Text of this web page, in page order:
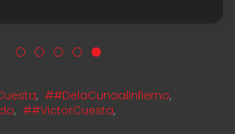
, ##DelaCunaalInfierno,
, ##VictorCuesta,